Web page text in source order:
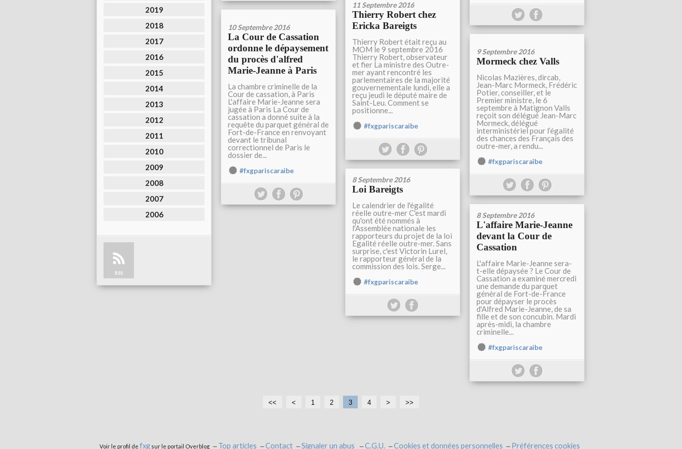
2019
2018
2017
2016
2015
2014
2013
2012
2011
2010
2009
2008
2007
2006
RSS
11 Septembre 2016
Thierry Robert chez
Ericka Bareigts
Thierry Robert était reçu au
MOM le 9 septembre 2016
Thierry Robert, observateur
et fier La ministre des Outre-
mer ayant rencontré les
parlementaires de la majorité
gouvernementale lundi, elle a
reçu jeudi le député maire de
Saint-Leu. Comment se
positionne...
#fxgpariscaraibe
10 Septembre 2016
La Cour de Cassation
ordonne le dépaysement
du procès d'alfred
Marie-Jeanne à Paris
La chambre criminelle de la
Cour de cassation, à Paris
L'affaire Marie-Jeanne sera
jugée à Paris La Cour de
cassation a donné suite à la
requête du parquet général de
Fort-de-France en renvoyant
devant le tribunal
correctionnel de Paris le
dossier de...
#fxgpariscaraibe
9 Septembre 2016
Mormeck chez Valls
Nicolas Mazières, dircab,
Jean-Marc Mormeck, Frédéric
Potier, conseiller, et le
Premier ministre, le 6
septembre à Matignon Valls
reçoit son délégué Jean-Marc
Mormeck, délégué
interministériel pour l’égalité
des chances des Français des
outre-mer, a rendu...
#fxgpariscaraibe
8 Septembre 2016
Loi Bareigts
Le calendrier de l'égalité
réelle outre-mer C'est mardi
qu'ont été nommés à
l'Assemblée nationale les
rapporteurs du projet de la loi
Egalité réelle outre-mer. Sans
surprise, c'est Victorin Lurel,
le rapporteur général de la
commission des lois. Serge...
#fxgpariscaraibe
8 Septembre 2016
L'affaire Marie-Jeanne
devant la Cour de
Cassation
L'affaire Marie-Jeanne sera-
t-elle dépaysée ? Le Cour de
Cassation a examiné mercredi
une demande du parquet
général de Fort-de-France
pour dépayser le procès
d'Alfred Marie-Jeanne, de sa
fille et de son concubin. Mardi
après-midi, la chambre
criminelle...
#fxgpariscaraibe
<< < 1 2 3 4 > >>
Voir le profil de fxgsur le portail Overblog Top articles Contact Signaler un abus C.G.U. Cookies et données personnelles Préférences cookies